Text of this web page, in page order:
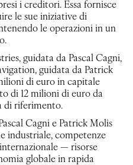
i creditori. Essa fornisce
le sue iniziative di
le operazioni in un
guidata da Pascal Cagni,
guidata da Patrick
di euro in capitale
di 12 milioni di euro da
di riferimento.
Cagni e Patrick Molis
industriale, competenze
— risorse
globale in rapida